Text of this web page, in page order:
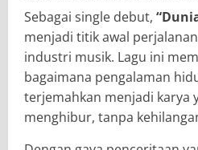
Sebagai single debut,
menjadi titik awal perjalanan
industri musik. Lagu ini
bagaimana pengalaman
terjemahkan menjadi karya
menghibur, tanpa